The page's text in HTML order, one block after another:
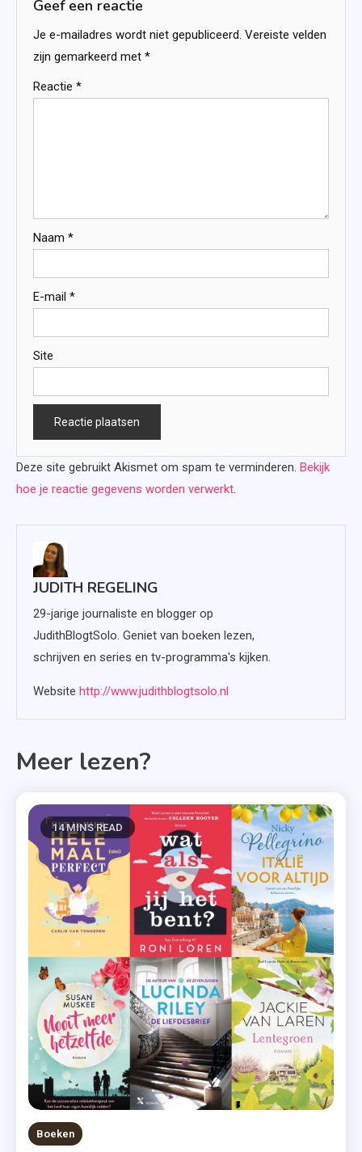
Geef een reactie
Je e-mailadres wordt niet gepubliceerd. Vereiste velden
zijn gemarkeerd met *
Reactie *
Naam *
E-mail *
Site
Deze site gebruikt Akismet om spam te verminderen. Bekijk
hoe je reactie gegevens worden verwerkt.
JUDITH REGELING
29-jarige journaliste en blogger op
JudithBlogtSolo. Geniet van boeken lezen,
schrijven en series en tv-programma's kijken.
Website http://www.judithblogtsolo.nl
Meer lezen?
14 MINS READ
Boeken